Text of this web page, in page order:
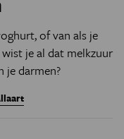
of van als je
je al dat melkzuur
je darmen?